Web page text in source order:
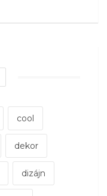
cool
dekor
dizájn